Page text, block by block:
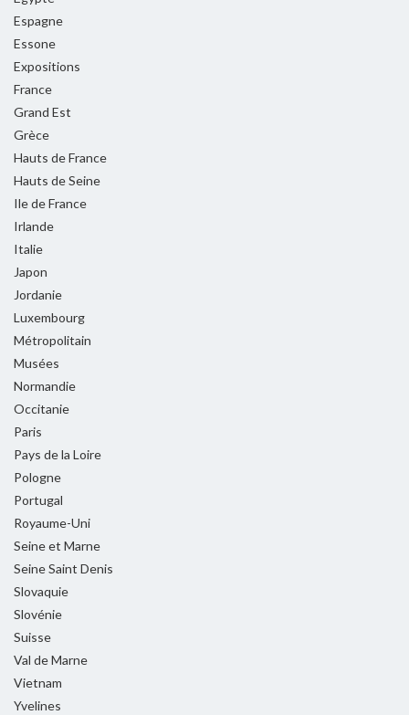
Espagne
Essone
Expositions
France
Grand Est
Grèce
Hauts de France
Hauts de Seine
Ile de France
Irlande
Italie
Japon
Jordanie
Luxembourg
Métropolitain
Musées
Normandie
Occitanie
Paris
Pays de la Loire
Pologne
Portugal
Royaume-Uni
Seine et Marne
Seine Saint Denis
Slovaquie
Slovénie
Suisse
Val de Marne
Vietnam
Yvelines